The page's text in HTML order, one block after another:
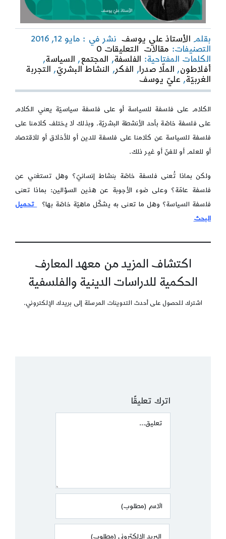
بقلم الأستاذ علي يوسف نشر في : مايو 12, 2016
التصنيفات: مقالات التعليقات 0
on
الخاص
والعام
الفلسفة
الكلمات المفتاحية: الفلسفة, المجتمع, السياسة,
أفلاطون, الملّا صدرا, الفكر, النشاط البشريّ, التجربة
الغربيّة, عليّ يوسف
الكلام على فلسفة للسياسة أو على فلسفة سياسيّة يعني الكلام
على فلسفة خاصّة بأحد الأنشطة البشريّة. وبذلك لا يختلف كلامنا على
فلسفة للسياسة عن كلامنا على فلسفة للدين أو للأخلاق أو للاقتصاد
أو للعلم أو للفنّ أو غير ذلك.
ولكن بماذا تُعنى فلسفة خاصّة بنشاط إنسانيّ؟ وهل تستغني عن
فلسفة عامّة؟ وعلى ضوء الأجوبة عن هذين السؤالين: بماذا تعنى
فلسفة السياسة؟ وهل ما تعنى به يشكّل ماهيّة خاصّة بها؟
تحميل
البحث
اكتشاف المزيد من معهد المعارف
الحكمية للدراسات الدينية والفلسفية
اشترك للحصول على أحدث التدوينات المرسلة إلى بريدك الإلكتروني.
اترك تعليقًا
Comment